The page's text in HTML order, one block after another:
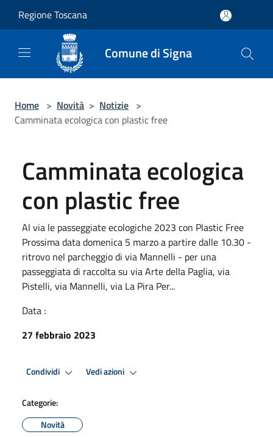
Regione Toscana
Comune di Signa
Home > Novità > Notizie >
Camminata ecologica con plastic free
Camminata ecologica
con plastic free
Al via le passeggiate ecologiche 2023 con Plastic Free
Prossima data domenica 5 marzo a partire dalle 10.30 -
ritrovo nel parcheggio di via Mannelli - per una
passeggiata di raccolta su via Arte della Paglia, via
Pistelli, via Mannelli, via La Pira Per...
Data :
27 febbraio 2023
Condividi Vedi azioni
Categorie:
Novità